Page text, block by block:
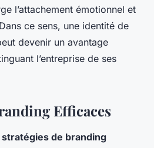
l’attachement émotionnel et
ce sens, une identité de
devenir un avantage
l’entreprise de ses
Efficaces
stratégies de branding